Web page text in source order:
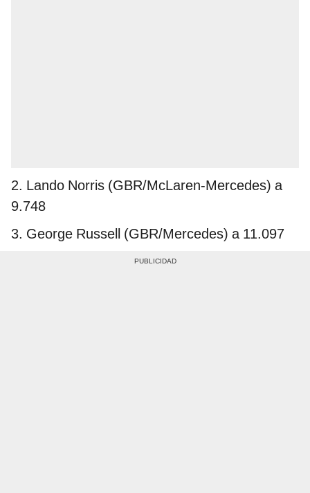
2. Lando Norris (GBR/McLaren-Mercedes) a
9.748
3. George Russell (GBR/Mercedes) a 11.097